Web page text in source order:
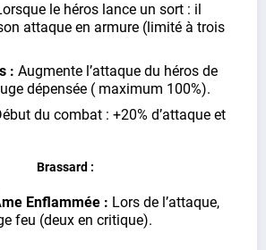
le héros lance un sort : il
attaque en armure (limité à trois
: Augmente l’attaque du héros de
dépensée ( maximum 100%).
du combat : +20% d’attaque et
Brassard :
Enflammée : Lors de l’attaque,
feu (deux en critique).